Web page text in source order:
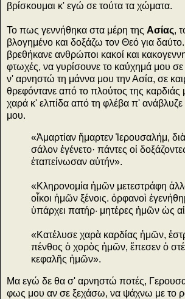
βρίσκουμαι κ' εγώ σε τούτα τα χώματα.
Το πως γεννήθηκα στα μέρη της Ασίας,
βλογημένο και δοξάζω τον Θεό για
βρεθήκανε ανθρώποι κακοί και
φτωχές, να γυρίσουνε το καύχημά μου σε
ν' αρνηστώ τη μάννα μου την Ασία, σε
θρεφόντανε από το πλούτος της καρδιάς
χαρά κ' ελπίδα από τη φλέβα π' ανάβλυζε
μου.
«Ἁμαρτίαν ἥμαρτεν Ἰερουσαλήμ, διὰ
σάλον ἐγένετο· πάντες οἱ
ἐταπείνωσαν αὐτήν».
«Κληρονομία ἡμῶν μετεστράφη
οἶκοι ἡμῶν ξένοις. ὀρφανοὶ
ὑπάρχει πατήρ· μητέρες ἡμῶν ὡς
«Κατέλυσε χαρὰ καρδίας ἡμῶν,
πένθος ὁ χορὸς ἡμῶν, ἔπεσεν ὁ
κεφαλῆς ἡμῶν».
Μα εγώ δε θα σ' αρνηστώ ποτές,
φως μου αν σε ξεχάσω, να ψάχνω με το